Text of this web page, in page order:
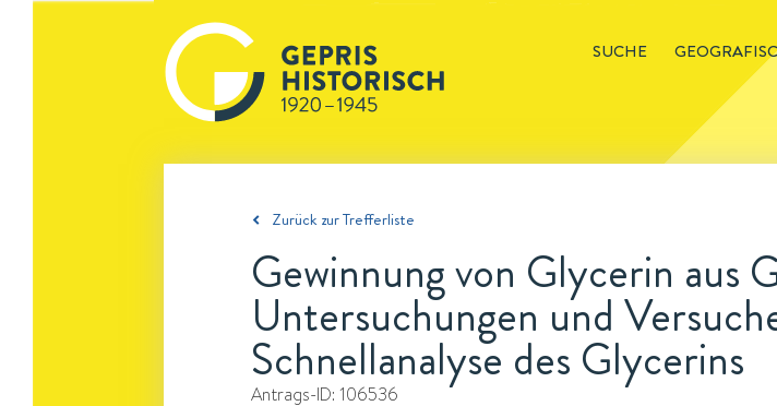
SUCHE
Zurück zur Trefferliste
Gewinnung von Glycerin aus
Untersuchungen und
Schnellanalyse des Glycerins
Antrags-ID: 106536